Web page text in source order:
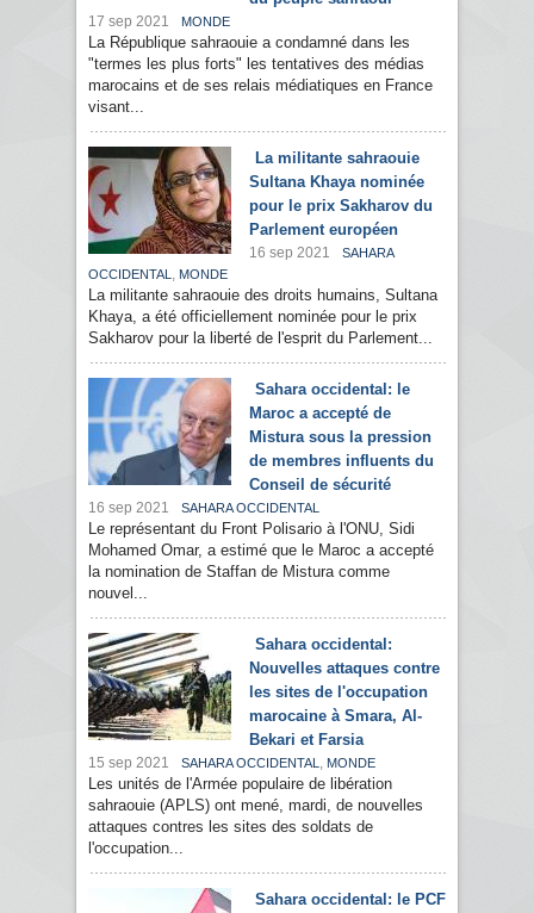
17 sep 2021 MONDE
La République sahraouie a condamné dans les
"termes les plus forts" les tentatives des médias
marocains et de ses relais médiatiques en France
visant...
La militante sahraouie
Sultana Khaya nominée
pour le prix Sakharov du
Parlement européen
16 sep 2021
SAHARA
OCCIDENTAL , MONDE
La militante sahraouie des droits humains, Sultana
Khaya, a été officiellement nominée pour le prix
Sakharov pour la liberté de l'esprit du Parlement...
Sahara occidental: le
Maroc a accepté de
Mistura sous la pression
de membres influents du
Conseil de sécurité
16 sep 2021 SAHARA OCCIDENTAL
Le représentant du Front Polisario à l'ONU, Sidi
Mohamed Omar, a estimé que le Maroc a accepté
la nomination de Staffan de Mistura comme
nouvel...
Sahara occidental:
Nouvelles attaques contre
les sites de l'occupation
marocaine à Smara, Al-
Bekari et Farsia
15 sep 2021 SAHARA OCCIDENTAL , MONDE
Les unités de l'Armée populaire de libération
sahraouie (APLS) ont mené, mardi, de nouvelles
attaques contres les sites des soldats de
l'occupation...
Sahara occidental: le PCF